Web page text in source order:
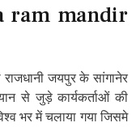
ram mandir
जयपुर के सांगानेर
से जुड़े कार्यकर्ताओं की
भर में चलाया गया जिसमे